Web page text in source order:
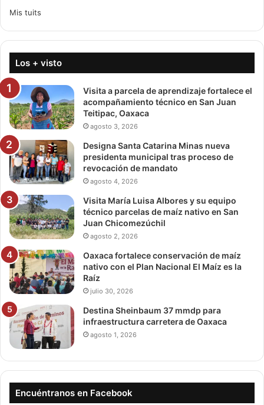
Mis tuits
Los + visto
Visita a parcela de aprendizaje fortalece el
acompañamiento técnico en San Juan
Teitipac, Oaxaca
agosto 3, 2026
Designa Santa Catarina Minas nueva
presidenta municipal tras proceso de
revocación de mandato
agosto 4, 2026
Visita María Luisa Albores y su equipo
técnico parcelas de maíz nativo en San
Juan Chicomezúchil
agosto 2, 2026
Oaxaca fortalece conservación de maíz
nativo con el Plan Nacional El Maíz es la
Raíz
julio 30, 2026
Destina Sheinbaum 37 mmdp para
infraestructura carretera de Oaxaca
agosto 1, 2026
Encuéntranos en Facebook